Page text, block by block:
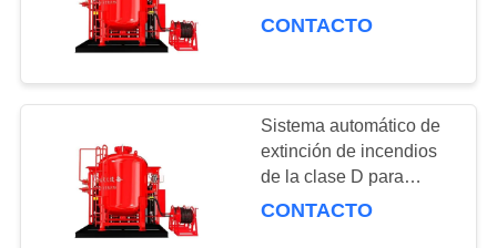
incendios de polvo seco
CONTACTO
Sistema automático de
extinción de incendios
de la clase D para
protección contra
CONTACTO